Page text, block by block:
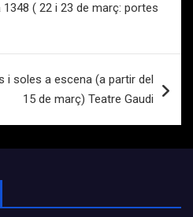
1348 ( 22 i 23 de març: portes
i soles a escena (a partir del
15 de març) Teatre Gaudi